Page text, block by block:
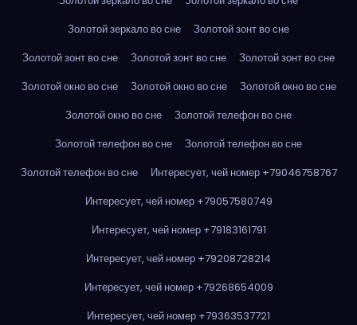
Золотой зеркало во сне
Золотой зонт во сне
Золотой зонт во сне
Золотой зонт во сне
Золотой зонт во сне
Золотой окно во сне
Золотой окно во сне
Золотой окно во сне
Золотой окно во сне
Золотой телефон во сне
Золотой телефон во сне
Золотой телефон во сне
Золотой телефон во сне
Интересует, чей номер +79046758767
Интересует, чей номер +79057580749
Интересует, чей номер +79183161791
Интересует, чей номер +79208728214
Интересует, чей номер +79268654009
Интересует, чей номер +79363537721